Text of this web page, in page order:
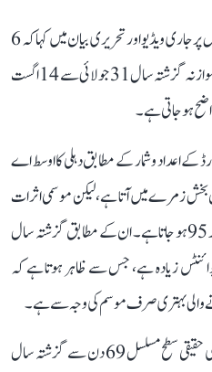
اجے ماکن نے سوشل میڈیا پلیٹ فارم ایکس پر جاری ویڈیو اور تحریری بیان میں کہا کہ 6
اگست سے 7 اگست تک کے اعداد و شمار کا موازنہ گزشتہ سال 31 جولائی سے 14 اگست
ہو جاتی ہے۔
کے اعداد و شمار کے مطابق دہلی کا اوسط اے
اطمینان بخش زمرے میں آتا ہے، لیکن موسمی اثرات
الگ کرنے کے بعد یہی اے کیو آئی بڑھ کر 95 ہو جاتا ہے۔ ان کے مطابق گزشتہ سال
میں حقیقی اے کیو آئی 12 پوائنٹس زیادہ ہے، جس سے ظاہر ہوتا ہے کہ
والی بہتری صرف موسم کی وجہ سے ہے۔
اجے ماکن نے کہا کہ دہلی میں پی ایم 10 کی حقیقی سطح مسلسل 69 دن سے گزشتہ سال